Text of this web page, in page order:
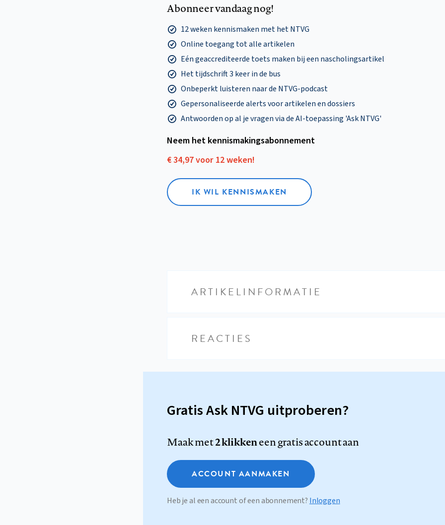
Abonneer vandaag nog!
12 weken kennismaken met het NTVG
Online toegang tot alle artikelen
Eén geaccrediteerde toets maken bij een nascholingsartikel
Het tijdschrift 3 keer in de bus
Onbeperkt luisteren naar de NTVG-podcast
Gepersonaliseerde alerts voor artikelen en dossiers
Antwoorden op al je vragen via de AI-toepassing 'Ask NTVG'
Neem het kennismakings­abonnement
€ 34,97 voor 12 weken!
IK WIL KENNISMAKEN
ARTIKELINFORMATIE
REACTIES
Gratis Ask NTVG uitproberen?
Maak met2 klikkeneen gratis account aan
ACCOUNT AANMAKEN
Heb je al een account of een abonnement? Inloggen